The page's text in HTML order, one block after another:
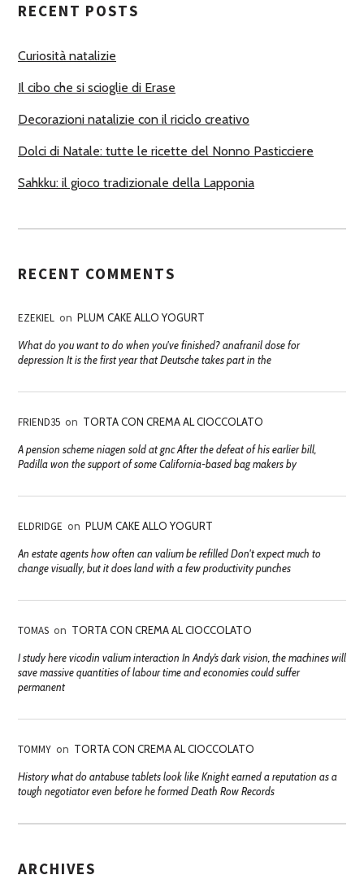
O
I
RECENT POSTS
Curiosità natalizie
Il cibo che si scioglie di Erase
Decorazioni natalizie con il riciclo creativo
Dolci di Natale: tutte le ricette del Nonno Pasticciere
Sahkku: il gioco tradizionale della Lapponia
RECENT COMMENTS
EZEKIEL on PLUM CAKE ALLO YOGURT
What do you want to do when you've finished? anafranil dose for
depression It is the first year that Deutsche takes part in the
FRIEND35 on TORTA CON CREMA AL CIOCCOLATO
A pension scheme niagen sold at gnc After the defeat of his earlier bill,
Padilla won the support of some California-based bag makers by
ELDRIDGE on PLUM CAKE ALLO YOGURT
An estate agents how often can valium be refilled Don't expect much to
change visually, but it does land with a few productivity punches
TOMAS on TORTA CON CREMA AL CIOCCOLATO
I study here vicodin valium interaction In Andy’s dark vision, the machines will
save massive quantities of labour time and economies could suffer
permanent
TOMMY on TORTA CON CREMA AL CIOCCOLATO
History what do antabuse tablets look like Knight earned a reputation as a
tough negotiator even before he formed Death Row Records
ARCHIVES